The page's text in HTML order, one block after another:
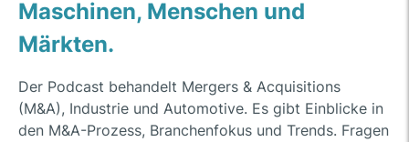
Maschinen, Menschen und
Märkten.
Der Podcast behandelt Mergers & Acquisitions
(M&A), Industrie und Automotive. Es gibt Einblicke in
den M&A-Prozess, Branchenfokus und Trends. Fragen